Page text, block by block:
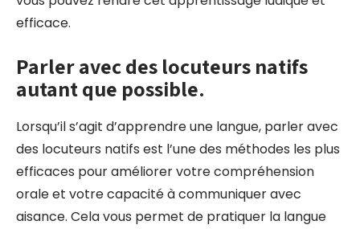
efficace.
Parler avec des locuteurs natifs
autant que possible.
Lorsqu’il s’agit d’apprendre une langue, parler avec
des locuteurs natifs est l’une des méthodes les plus
efficaces pour améliorer votre compréhension
orale et votre capacité à communiquer avec
aisance. Cela vous permet de pratiquer la langue